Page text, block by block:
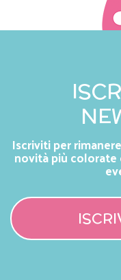
Iscriviti per
novità più